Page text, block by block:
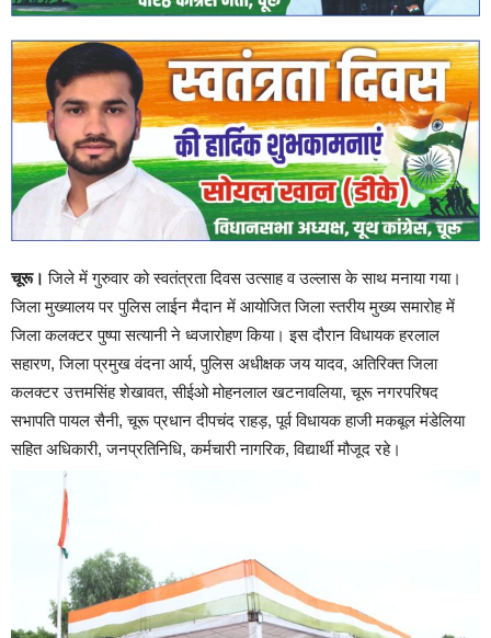
चूरू। जिले में गुरुवार को स्वतंत्रता दिवस उत्साह व उल्लास के साथ मनाया गया।
जिला मुख्यालय पर पुलिस लाईन मैदान में आयोजित जिला स्तरीय मुख्य समारोह में
जिला कलक्टर पुष्पा सत्यानी ने ध्वजारोहण किया। इस दौरान विधायक हरलाल
सहारण, जिला प्रमुख वंदना आर्य, पुलिस अधीक्षक जय यादव, अतिरिक्त जिला
कलक्टर उत्तमसिंह शेखावत, सीईओ मोहनलाल खटनावलिया, चूरू नगरपरिषद
सभापति पायल सैनी, चूरू प्रधान दीपचंद राहड़, पूर्व विधायक हाजी मकबूल मंडेलिया
सहित अधिकारी, जनप्रतिनिधि, कर्मचारी नागरिक, विद्यार्थी मौजूद रहे।